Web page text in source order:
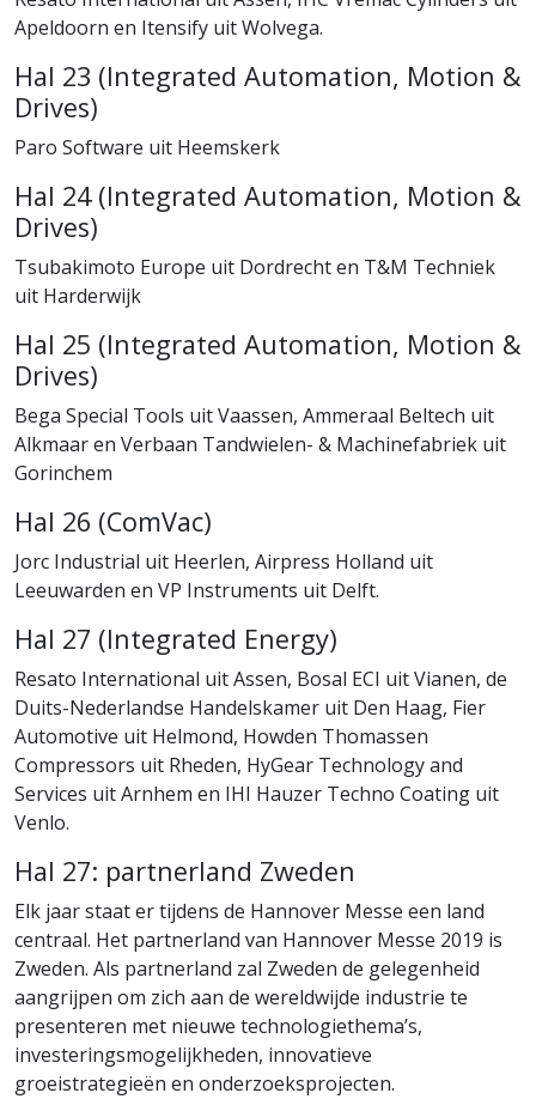
Apeldoorn en Itensify uit Wolvega.
Hal 23 (Integrated Automation, Motion &
Drives)
Paro Software uit Heemskerk
Hal 24 (Integrated Automation, Motion &
Drives)
Tsubakimoto Europe uit Dordrecht en T&M Techniek
uit Harderwijk
Hal 25 (Integrated Automation, Motion &
Drives)
Bega Special Tools uit Vaassen, Ammeraal Beltech uit
Alkmaar en Verbaan Tandwielen- & Machinefabriek uit
Gorinchem
Hal 26 (ComVac)
Jorc Industrial uit Heerlen, Airpress Holland uit
Leeuwarden en VP Instruments uit Delft.
Hal 27 (Integrated Energy)
Resato International uit Assen, Bosal ECI uit Vianen, de
Duits-Nederlandse Handelskamer uit Den Haag, Fier
Automotive uit Helmond, Howden Thomassen
Compressors uit Rheden, HyGear Technology and
Services uit Arnhem en IHI Hauzer Techno Coating uit
Venlo.
Hal 27: partnerland Zweden
Elk jaar staat er tijdens de Hannover Messe een land
centraal. Het partnerland van Hannover Messe 2019 is
Zweden. Als partnerland zal Zweden de gelegenheid
aangrijpen om zich aan de wereldwijde industrie te
presenteren met nieuwe technologiethema’s,
investeringsmogelijkheden, innovatieve
groeistrategieën en onderzoeksprojecten.